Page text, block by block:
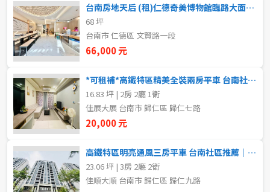
六甲區
2房 3房
4房
租金(元)
自租
房東自租
台南房地天后 (租)仁德奇美博物館臨路大面寬顯目店面
68 坪
台南市 仁德區 文賢路一段
66,000 元
*可租補*高鐵特區精美全裝兩房平車 台南社區推薦｜興城團隊
16.83 坪 | 2房 2廳 1衛
佳展大展 台南市 歸仁區 歸仁七路
20,000 元
高鐵特區明亮通風三房平車 台南社區推薦｜興城團隊
23.06 坪 | 3房 2廳 2衛
佳順大順 台南市 歸仁區 歸仁九路